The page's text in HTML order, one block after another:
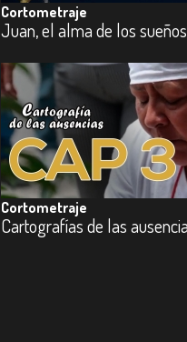
Cortometraje
Juan, el alma de los sueños
Cortometraje